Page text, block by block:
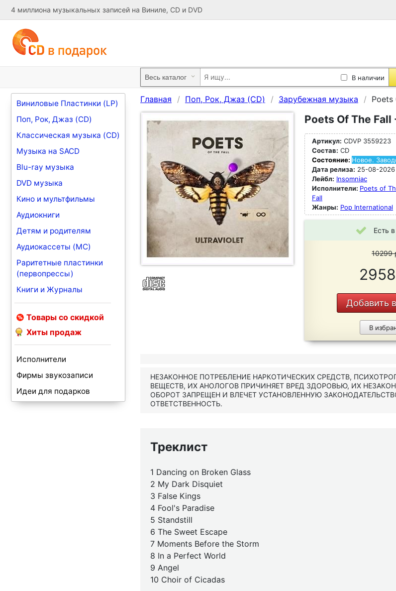
4 миллиона музыкальных записей на Виниле, CD и DVD
В наличии
Виниловые Пластинки (LP)
Поп, Рок, Джаз (CD)
Классическая музыка (CD)
Музыка на SACD
Blu-ray музыка
DVD музыка
Кино и мультфильмы
Аудиокниги
Детям и родителям
Аудиокассеты (MC)
Раритетные пластинки
(первопрессы)
Книги и Журналы
Товары со скидкой
Хиты продаж
Исполнители
Фирмы звукозаписи
Идеи для подарков
Главная Поп, Рок, Джаз (CD) Зарубежная музыка Poets
Poets Of The
Артикул: CDVP 3559223
Состав: CD
Состояние: Новое.
Дата релиза: 25-08-2026
Лейбл: Insomniac
Исполнители: Poets of
Fall
Жанры: Pop International
Есть
10299
2958
Добавить
В
НЕЗАКОННОЕ ПОТРЕБЛЕНИЕ НАРКОТИЧЕСКИХ СРЕДСТВ,
ВЕЩЕСТВ, ИХ АНОЛОГОВ ПРИЧИНЯЕТ ВРЕД ЗДОРОВЬЮ, ИХ
ОБОРОТ ЗАПРЕЩЕН И ВЛЕЧЕТ УСТАНОВЛЕННУЮ
ОТВЕТСТВЕННОСТЬ.
Треклист
1 Dancing on Broken Glass
2 My Dark Disquiet
3 False Kings
4 Fool's Paradise
5 Standstill
6 The Sweet Escape
7 Moments Before the Storm
8 In a Perfect World
9 Angel
10 Choir of Cicadas